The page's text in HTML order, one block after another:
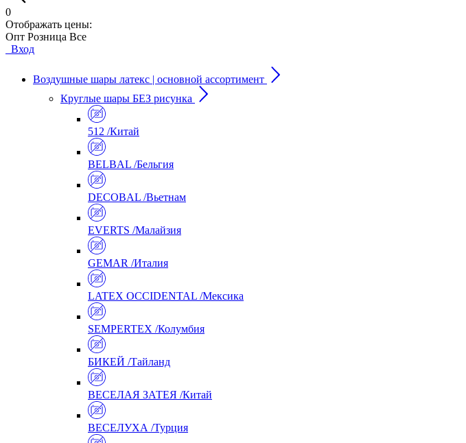
0
Отображать цены:
Опт Розница Все
Вход
Воздушные шары латекс | основной ассортимент
Круглые шары БЕЗ рисунка
512 /Китай
BELBAL /Бельгия
DECOBAL /Вьетнам
EVERTS /Малайзия
GEMAR /Италия
LATEX OCCIDENTAL /Мексика
SEMPERTEX /Колумбия
БИКЕЙ /Тайланд
ВЕСЕЛАЯ ЗАТЕЯ /Китай
ВЕСЕЛУХА /Турция